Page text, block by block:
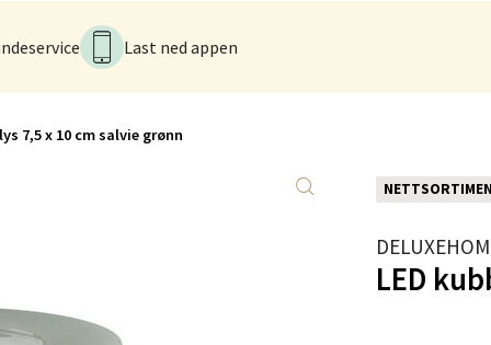
Last ned appen
7,5 x 10 cm salvie grønn
LED
og Sandnes - Kilden Senter
16, 4016 Stavanger
10-20